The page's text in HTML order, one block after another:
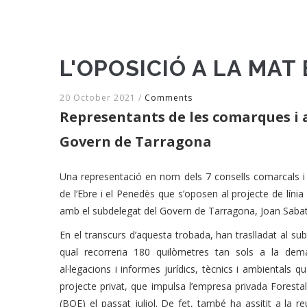
L'OPOSICIÓ A LA MAT
20 October 2021 / Comments
Representants de les comarques i
Govern de Tarragona
Una representació en nom dels 7 consells
de l’Ebre i el Penedès que s’oposen al projecte de
amb el subdelegat del Govern de Tarragona, Joan
En el transcurs d’aquesta trobada, han traslladat al
qual recorreria 180 quilòmetres tan sols a la
al·legacions i informes jurídics, tècnics i ambientals
projecte privat, que impulsa l’empresa privada
(BOE) el passat juliol. De fet, també ha assitit a la